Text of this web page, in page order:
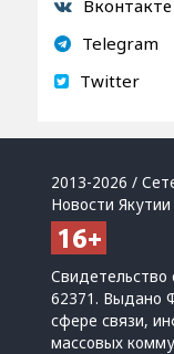
Вконтакте
Telegram
Twitter
2013-2026 /
Новости Якутии
62371. Выдано
сфере связи,
массовых